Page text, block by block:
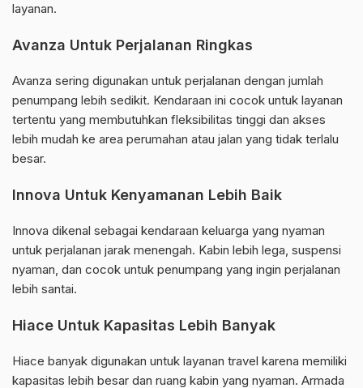
layanan.
Avanza Untuk Perjalanan Ringkas
Avanza sering digunakan untuk perjalanan dengan jumlah
penumpang lebih sedikit. Kendaraan ini cocok untuk layanan
tertentu yang membutuhkan fleksibilitas tinggi dan akses
lebih mudah ke area perumahan atau jalan yang tidak terlalu
besar.
Innova Untuk Kenyamanan Lebih Baik
Innova dikenal sebagai kendaraan keluarga yang nyaman
untuk perjalanan jarak menengah. Kabin lebih lega, suspensi
nyaman, dan cocok untuk penumpang yang ingin perjalanan
lebih santai.
Hiace Untuk Kapasitas Lebih Banyak
Hiace banyak digunakan untuk layanan travel karena memiliki
kapasitas lebih besar dan ruang kabin yang nyaman. Armada